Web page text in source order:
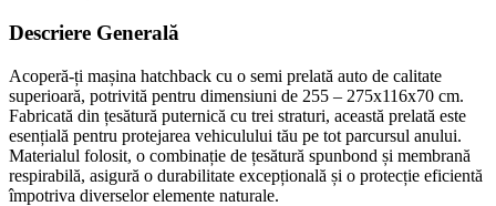
Descriere Generală
Acoperă-ți mașina hatchback cu o semi prelată auto de calitate
superioară, potrivită pentru dimensiuni de 255 – 275x116x70 cm.
Fabricată din țesătură puternică cu trei straturi, această prelată este
esențială pentru protejarea vehiculului tău pe tot parcursul anului.
Materialul folosit, o combinație de țesătură spunbond și membrană
respirabilă, asigură o durabilitate excepțională și o protecție eficientă
împotriva diverselor elemente naturale.